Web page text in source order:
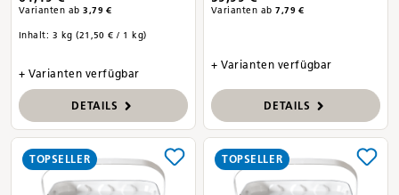
Varianten ab 3,79 €
Inhalt: 3 kg(21,50 € / 1 kg)
+ Varianten verfügbar
DETAILS
Varianten ab 7,79 €
+ Varianten verfügbar
DETAILS
TOPSELLER TOPSELLER